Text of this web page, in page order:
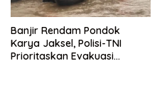
Banjir Rendam Pondok
Karya Jaksel, Polisi-TNI
Prioritaskan Evakuasi